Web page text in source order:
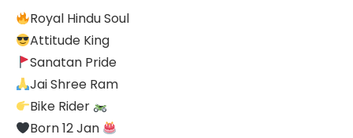
Royal Hindu Soul
Attitude King
Sanatan Pride
Jai Shree Ram
Bike Rider
Born 12 Jan